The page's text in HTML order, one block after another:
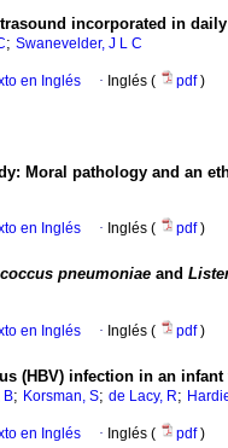
incorporated in
; Swanevelder, J L C
en Inglés · Inglés ( pdf)
Moral pathology and an
en Inglés · Inglés ( pdf)
pneumoniae and
en Inglés · Inglés ( pdf)
(HBV) infection in an
B; Korsman, S; de Lacy, R;
en Inglés · Inglés ( pdf)